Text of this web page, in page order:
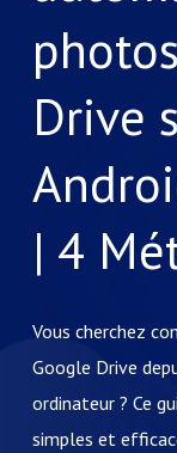
Drive
| 4
Vous cherchez
Google Drive
ordinateur ? Ce
simples et